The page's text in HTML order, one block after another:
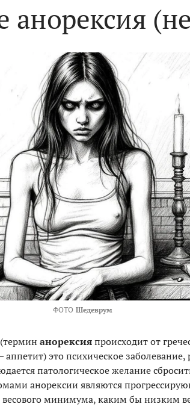
анорексия
ФОТО Шедеврум
анорексияпроисходит от
аппетит) это психическое заболевание,
патологическое желание
анорексии являются
минимума, каким бы низким